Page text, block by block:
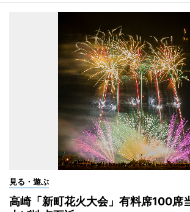
見る・遊ぶ
高崎「新町花火大会」有料席100席